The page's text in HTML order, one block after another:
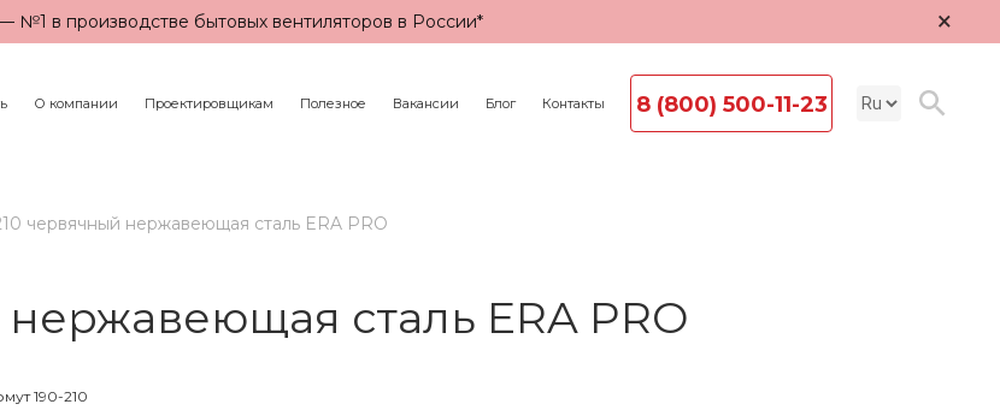
№1 в производстве бытовых вентиляторов в России* ×
О компании Проектировщикам Полезное Вакансии Блог Контакты 8 (800) 500-11-23
червячный нержавеющая сталь ERA PRO
сталь ERA PRO
190-210